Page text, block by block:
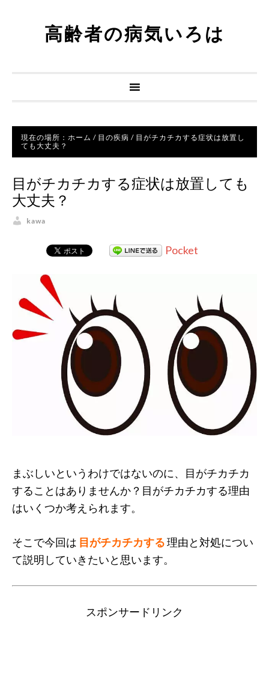
高齢者の病気いろは
現在の場所： ホーム / 目の疾病 / 目がチカチカする症状は放置し
ても大丈夫？
目がチカチカする症状は放置しても
大丈夫？
kawa
Pocket
まぶしいというわけではないのに、目がチカチカ
することはありませんか？目がチカチカする理由
はいくつか考えられます。
そこで今回は 目がチカチカする理由と対処につい
て説明していきたいと思います。
スポンサードリンク